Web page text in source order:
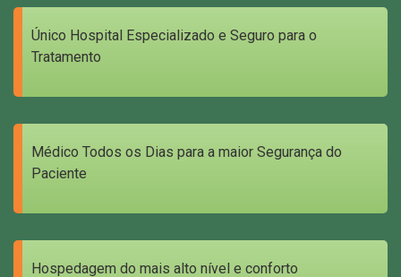
Único Hospital Especializado e Seguro para o
Tratamento
Médico Todos os Dias para a maior Segurança do
Paciente
Hospedagem do mais alto nível e conforto